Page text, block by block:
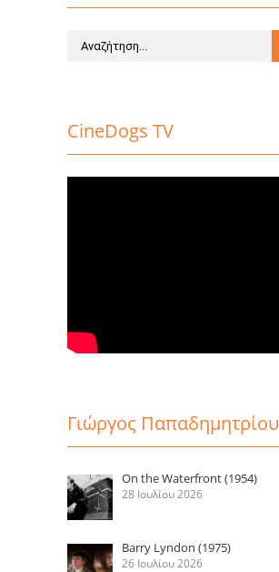
CineDogs TV
Γιώργος Παπαδημητρίου
On the Waterfront (1954)
28 Ιουλίου 2026
Barry Lyndon (1975)
26 Ιουλίου 2026